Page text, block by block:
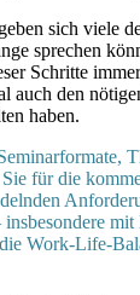
sich viele
sprechen
Schritte
auch den
haben.
für die
Work-Life-